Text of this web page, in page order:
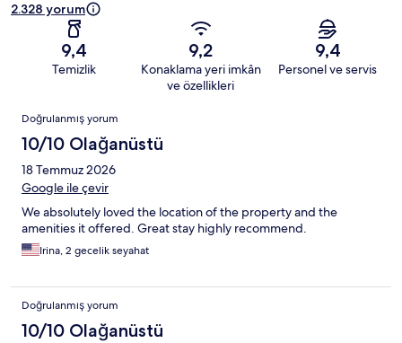
2.328 yorum
9,4
Temizlik
9,2
Konaklama yeri imkân
ve özellikleri
9,4
Personel ve servis
Yorumlar
Doğrulanmış yorum
10/10 Olağanüstü
18 Temmuz 2026
Google ile çevir
We absolutely loved the location of the property and the
amenities it offered. Great stay highly recommend.
Irina, 2 gecelik seyahat
Doğrulanmış yorum
10/10 Olağanüstü